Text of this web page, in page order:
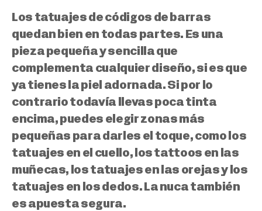
Los tatuajes de códigos de barras
quedan bien en todas partes. Es una
pieza pequeña y sencilla que
complementa cualquier diseño, si es que
ya tienes la piel adornada. Si por lo
contrario todavía llevas poca tinta
encima, puedes elegir zonas más
pequeñas para darles el toque, como los
tatuajes en el cuello, los tattoos en las
muñecas, los tatuajes en las orejas y los
tatuajes en los dedos. La nuca también
es apuesta segura.